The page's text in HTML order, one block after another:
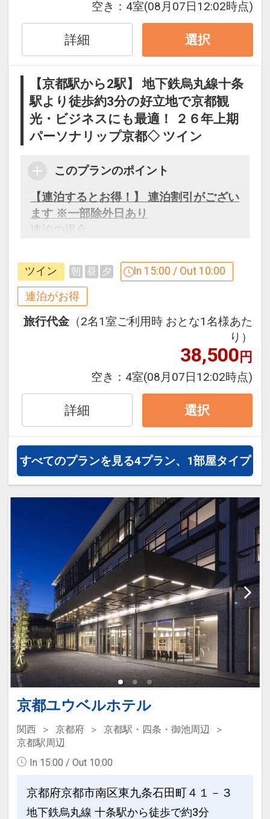
氏名・客室タイプ・食事条件・プラン同
一であることが割引適用の条件となりま
【5月】6～8
【6月】3～5・7～12・14～19・21～
26・28～30
【7月】1～31
30・31
「食事なしプラン」と「朝食付プラン」
ン」を掲載しています。
※ご覧のページの【食事条件】をお確か
めのうえ、ご予約にお進みください。
設定期間：2026年4月1日～2026年9月
インターネットコース番号：DP-1-
空き： 4室(08月07日12:02時点)
詳細 選択
【京都駅から2駅】 地下鉄烏丸線十条
駅より徒歩約3分の好立地で京都観
光・ビジネスにも最適！ ２６年上期
パーソナリップ京都◇ ツイン
このプランのポイント
【連泊するとお得！】 連泊割引がござい
ます ※一部除外日あり
連泊の場合、
０円引
※割引適用後のご旅行代金は、カレンダ
「空室照会結果確認画面」でご確認くだ
※宿泊期間中すべての日において人数・
氏名・客室タイプ・食事条件・プラン同
一であることが割引適用の条件となりま
【5月】6
【6月】3～5・7～12・14～19・21～
【8月】2～7・9・10・16～21・23～
28・30・31
【9月】1～4・6～10
「食事なしプラン」と「朝食付プラン」
をご用意しています。
●「食事なしプラン」と「朝食付プラ
ン」を掲載しています。
※ご覧のページの【食事条件】をお確か
めのうえ、ご予約にお進みください。
設定期間：2026年4月1日～2026年11月
インターネットコース番号：DP-1-
17189629
ツイン 朝 昼 夕 In 15:00 / Out 10:00
連泊がお得
旅行代金 （2名1室ご利用時 おとな1名様あた
り）
38,500円
空き： 4室(08月07日12:02時点)
詳細 選択
すべてのプランを見る4プラン、1部屋タイプ
京都ユウベルホテル
関西 京都府
京都駅・四条・御池周辺
京都駅周辺
In 15:00 / Out 10:00
京都府京都市南区東九条石田町４１－３
地下鉄烏丸線 十条駅から徒歩で約3分